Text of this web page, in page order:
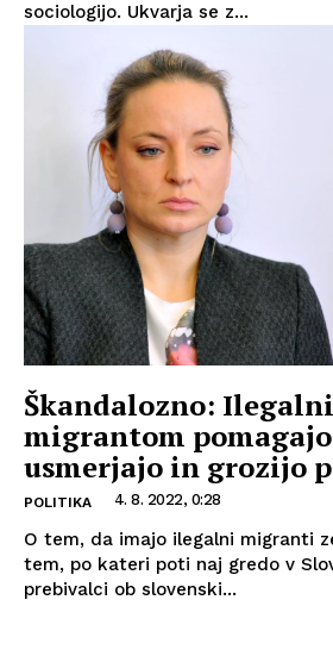
sociologijo. Ukvarja se z...
Škandalozno:
migrantom
usmerjajo in grozijo
POLITIKA 4. 8. 2022, 0:28
O tem, da imajo ilegalni migranti
tem, po kateri poti naj gredo v
prebivalci ob slovenski...